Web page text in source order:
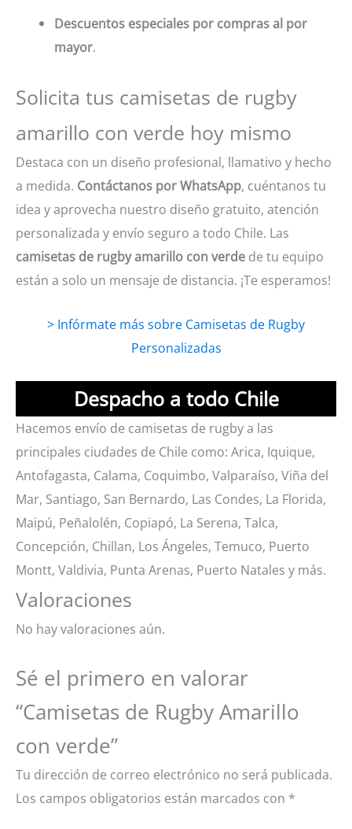
Descuentos especiales por compras al por
mayor.
Solicita tus camisetas de rugby
amarillo con verde hoy mismo
Destaca con un diseño profesional, llamativo y hecho
a medida. Contáctanos por WhatsApp, cuéntanos tu
idea y aprovecha nuestro diseño gratuito, atención
personalizada y envío seguro a todo Chile. Las
camisetas de rugby amarillo con verde de tu equipo
están a solo un mensaje de distancia. ¡Te esperamos!
> Infórmate más sobre Camisetas de Rugby
Personalizadas
Despacho a todo Chile
Hacemos envío de camisetas de rugby a las
principales ciudades de Chile como: Arica, Iquique,
Antofagasta, Calama, Coquimbo, Valparaíso, Viña del
Mar, Santiago, San Bernardo, Las Condes, La Florida,
Maipú, Peñalolén, Copiapó, La Serena, Talca,
Concepción, Chillan, Los Ángeles, Temuco, Puerto
Montt, Valdivia, Punta Arenas, Puerto Natales y más.
Valoraciones
No hay valoraciones aún.
Sé el primero en valorar
“Camisetas de Rugby Amarillo
con verde”
Tu dirección de correo electrónico no será publicada.
Los campos obligatorios están marcados con *